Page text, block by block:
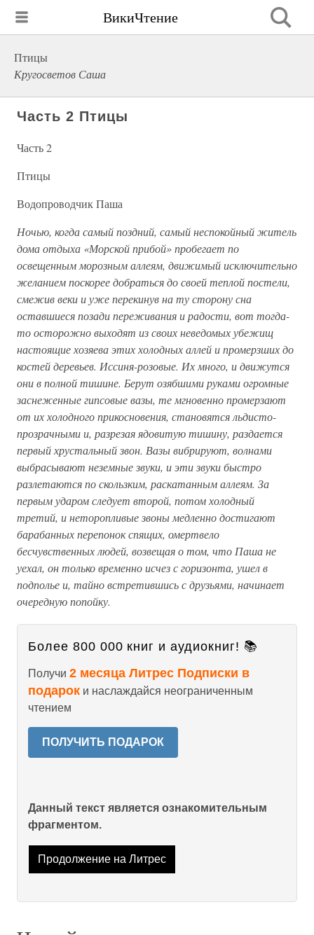
ВикиЧтение
Птицы
Кругосветов Саша
Часть 2 Птицы
Часть 2
Птицы
Водопроводчик Паша
Ночью, когда самый поздний, самый неспокойный житель
дома отдыха «Морской прибой» пробегает по
освещенным морозным аллеям, движимый исключительно
желанием поскорее добраться до своей теплой постели,
смежив веки и уже перекинув на ту сторону сна
оставшиеся позади переживания и радости, вот тогда-
то осторожно выходят из своих неведомых убежищ
настоящие хозяева этих холодных аллей и промерзших до
костей деревьев. Иссиня-розовые. Их много, и движутся
они в полной тишине. Берут озябшими руками огромные
заснеженные гипсовые вазы, те мгновенно промерзают
от их холодного прикосновения, становятся льдисто-
прозрачными и, разрезая ядовитую тишину, раздается
первый хрустальный звон. Вазы вибрируют, волнами
выбрасывают неземные звуки, и эти звуки быстро
разлетаются по скользким, раскатанным аллеям. За
первым ударом следует второй, потом холодный
третий, и неторопливые звоны медленно достигают
барабанных перепонок спящих, омертвело
бесчувственных людей, возвещая о том, что Паша не
уехал, он только временно исчез с горизонта, ушел в
подполье и, тайно встретившись с друзьями, начинает
очередную попойку.
Более 800 000 книг и аудиокниг! 📚
Получи 2 месяца Литрес Подписки в
подарок и наслаждайся неограниченным
чтением
ПОЛУЧИТЬ ПОДАРОК
Данный текст является ознакомительным
фрагментом.
Продолжение на Литрес